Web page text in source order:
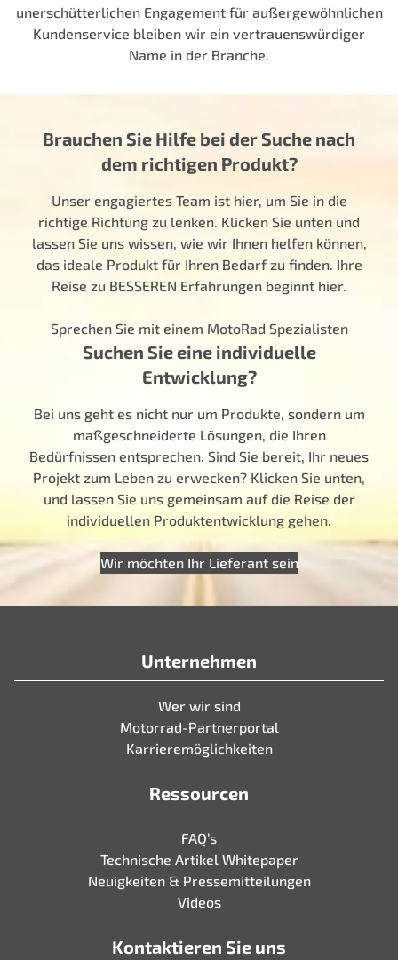
unerschütterlichen Engagement für außergewöhnlichen
Kundenservice bleiben wir ein vertrauenswürdiger
Name in der Branche.
Brauchen Sie Hilfe bei der Suche nach
dem richtigen Produkt?
Unser engagiertes Team ist hier, um Sie in die
richtige Richtung zu lenken. Klicken Sie unten und
lassen Sie uns wissen, wie wir Ihnen helfen können,
das ideale Produkt für Ihren Bedarf zu finden. Ihre
Reise zu BESSEREN Erfahrungen beginnt hier.
Sprechen Sie mit einem MotoRad Spezialisten
Suchen Sie eine individuelle
Entwicklung?
Bei uns geht es nicht nur um Produkte, sondern um
maßgeschneiderte Lösungen, die Ihren
Bedürfnissen entsprechen. Sind Sie bereit, Ihr neues
Projekt zum Leben zu erwecken? Klicken Sie unten,
und lassen Sie uns gemeinsam auf die Reise der
individuellen Produktentwicklung gehen.
Wir möchten Ihr Lieferant sein
Unternehmen
Wer wir sind
Motorrad-Partnerportal
Karrieremöglichkeiten
Ressourcen
FAQ’s
Technische Artikel Whitepaper
Neuigkeiten & Pressemitteilungen
Videos
Kontaktieren Sie uns